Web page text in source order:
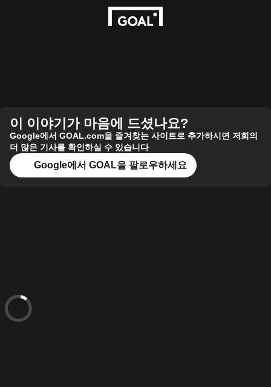
이 이야기가 마음에 드셨나요?
Google에서 GOAL.com을 즐겨찾는 사이트로 추가하시면 저희의
더 많은 기사를 확인하실 수 있습니다
Google에서 GOAL을 팔로우하세요